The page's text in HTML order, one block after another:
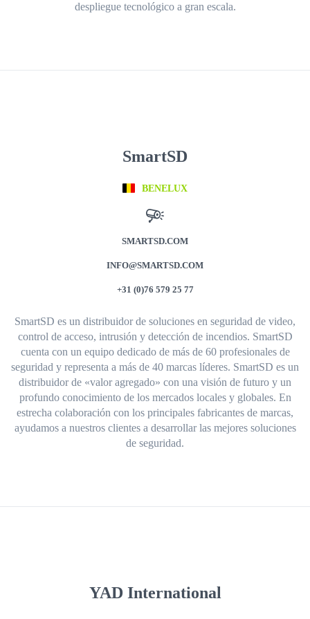
despliegue tecnológico a gran escala.
SmartSD
BENELUX
SMARTSD.COM
INFO@SMARTSD.COM
+31 (0)76 579 25 77
SmartSD es un distribuidor de soluciones en seguridad de video,
control de acceso, intrusión y detección de incendios. SmartSD
cuenta con un equipo dedicado de más de 60 profesionales de
seguridad y representa a más de 40 marcas líderes. SmartSD es un
distribuidor de «valor agregado» con una visión de futuro y un
profundo conocimiento de los mercados locales y globales. En
estrecha colaboración con los principales fabricantes de marcas,
ayudamos a nuestros clientes a desarrollar las mejores soluciones
de seguridad.
YAD International